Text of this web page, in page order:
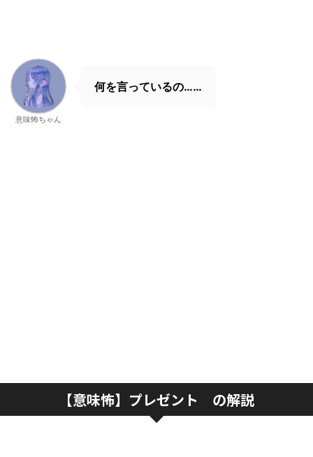
意味怖ちゃん
何を言っているの……
【意味怖】プレゼント の解説